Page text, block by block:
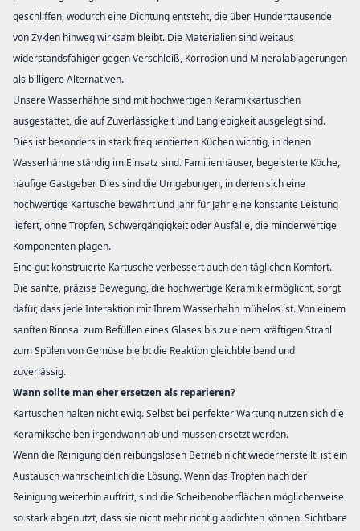
geschliffen, wodurch eine Dichtung entsteht, die über Hunderttausende
von Zyklen hinweg wirksam bleibt. Die Materialien sind weitaus
widerstandsfähiger gegen Verschleiß, Korrosion und Mineralablagerungen
als billigere Alternativen.
Unsere Wasserhähne sind mit hochwertigen Keramikkartuschen
ausgestattet, die auf Zuverlässigkeit und Langlebigkeit ausgelegt sind.
Dies ist besonders in stark frequentierten Küchen wichtig, in denen
Wasserhähne ständig im Einsatz sind. Familienhäuser, begeisterte Köche,
häufige Gastgeber. Dies sind die Umgebungen, in denen sich eine
hochwertige Kartusche bewährt und Jahr für Jahr eine konstante Leistung
liefert, ohne Tropfen, Schwergängigkeit oder Ausfälle, die minderwertige
Komponenten plagen.
Eine gut konstruierte Kartusche verbessert auch den täglichen Komfort.
Die sanfte, präzise Bewegung, die hochwertige Keramik ermöglicht, sorgt
dafür, dass jede Interaktion mit Ihrem Wasserhahn mühelos ist. Von einem
sanften Rinnsal zum Befüllen eines Glases bis zu einem kräftigen Strahl
zum Spülen von Gemüse bleibt die Reaktion gleichbleibend und
zuverlässig.
Wann sollte man eher ersetzen als reparieren?
Kartuschen halten nicht ewig. Selbst bei perfekter Wartung nutzen sich die
Keramikscheiben irgendwann ab und müssen ersetzt werden.
Wenn die Reinigung den reibungslosen Betrieb nicht wiederherstellt, ist ein
Austausch wahrscheinlich die Lösung. Wenn das Tropfen nach der
Reinigung weiterhin auftritt, sind die Scheibenoberflächen möglicherweise
so stark abgenutzt, dass sie nicht mehr richtig abdichten können. Sichtbare